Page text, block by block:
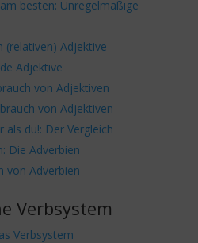
besten: Unregelmäßige
(relativen) Adjektive
Adjektive
von Adjektiven
von Adjektiven
als du!: Der Vergleich
Die Adverbien
von Adverbien
Verbsystem
Verbsystem